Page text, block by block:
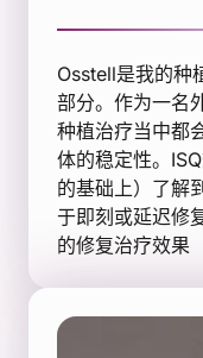
Osstell是我的种
部分。作为一名
种植治疗当中都
体的稳定性。
的基础上）了解
于即刻或延迟修
的修复治疗效果